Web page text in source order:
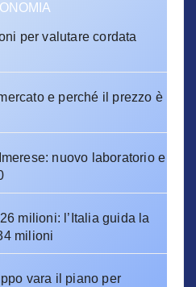
per valutare cordata
e perché il prezzo è
nuovo laboratorio e
milioni: l’Italia guida la
milioni
vara il piano per